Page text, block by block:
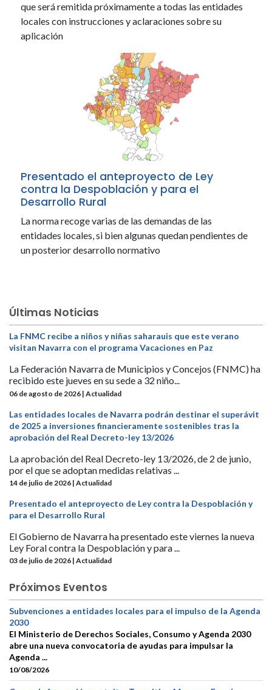
que será remitida próximamente a todas las entidades
locales con instrucciones y aclaraciones sobre su
aplicación
Presentado el anteproyecto de Ley
contra la Despoblación y para el
Desarrollo Rural
La norma recoge varias de las demandas de las
entidades locales, si bien algunas quedan pendientes de
un posterior desarrollo normativo
Últimas Noticias
La FNMC recibe a niños y niñas saharauis que este verano
visitan Navarra con el programa Vacaciones en Paz
La Federación Navarra de Municipios y Concejos (FNMC) ha
recibido este jueves en su sede a 32 niño...
06 de agosto de 2026 | Actualidad
Las entidades locales de Navarra podrán destinar el superávit
de 2025 a inversiones financieramente sostenibles tras la
aprobación del Real Decreto-ley 13/2026
La aprobación del Real Decreto-ley 13/2026, de 2 de junio,
por el que se adoptan medidas relativas ...
14 de julio de 2026 | Actualidad
Presentado el anteproyecto de Ley contra la Despoblación y
para el Desarrollo Rural
El Gobierno de Navarra ha presentado este viernes la nueva
Ley Foral contra la Despoblación y para ...
03 de julio de 2026 | Actualidad
Próximos Eventos
Subvenciones a entidades locales para el impulso de la Agenda
2030
El Ministerio de Derechos Sociales, Consumo y Agenda 2030
abre una nueva convocatoria de ayudas para impulsar la
Agenda ...
10/08/2026